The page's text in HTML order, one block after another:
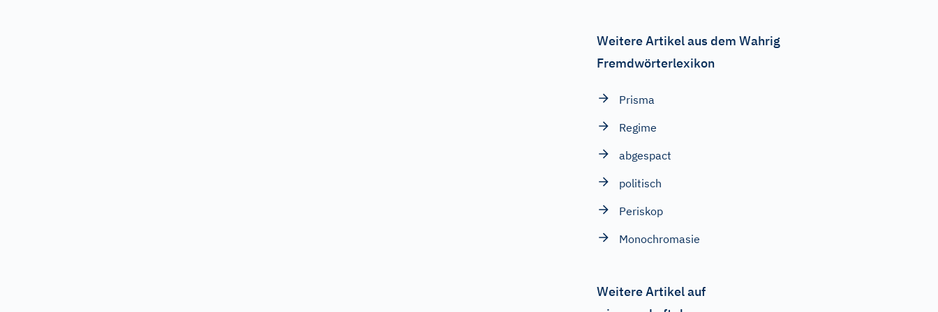
Weitere Artikel aus dem Wahrig
Fremdwörterlexikon
Prisma
Regime
abgespact
politisch
Periskop
Monochromasie
Weitere Artikel auf